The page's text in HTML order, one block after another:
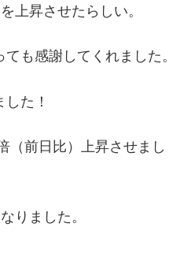
上昇させたらしい。
も感謝してくれました。
た！
（前日比）上昇させまし
りました。